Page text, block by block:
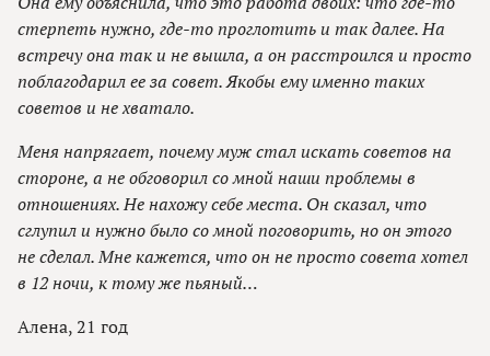
стерпеть нужно, где-то проглотить и так далее. На
встречу она так и не вышла, а он расстроился и просто
поблагодарил ее за совет. Якобы ему именно таких
советов и не хватало.
Меня напрягает, почему муж стал искать советов на
стороне, а не обговорил со мной наши проблемы в
отношениях. Не нахожу себе места. Он сказал, что
сглупил и нужно было со мной поговорить, но он этого
не сделал. Мне кажется, что он не просто совета хотел
в 12 ночи, к тому же пьяный…
Алена, 21 год